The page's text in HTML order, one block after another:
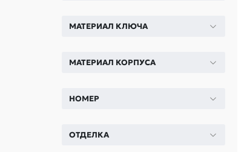
МАТЕРИАЛ КЛЮЧА
МАТЕРИАЛ КОРПУСА
НОМЕР
ОТДЕЛКА